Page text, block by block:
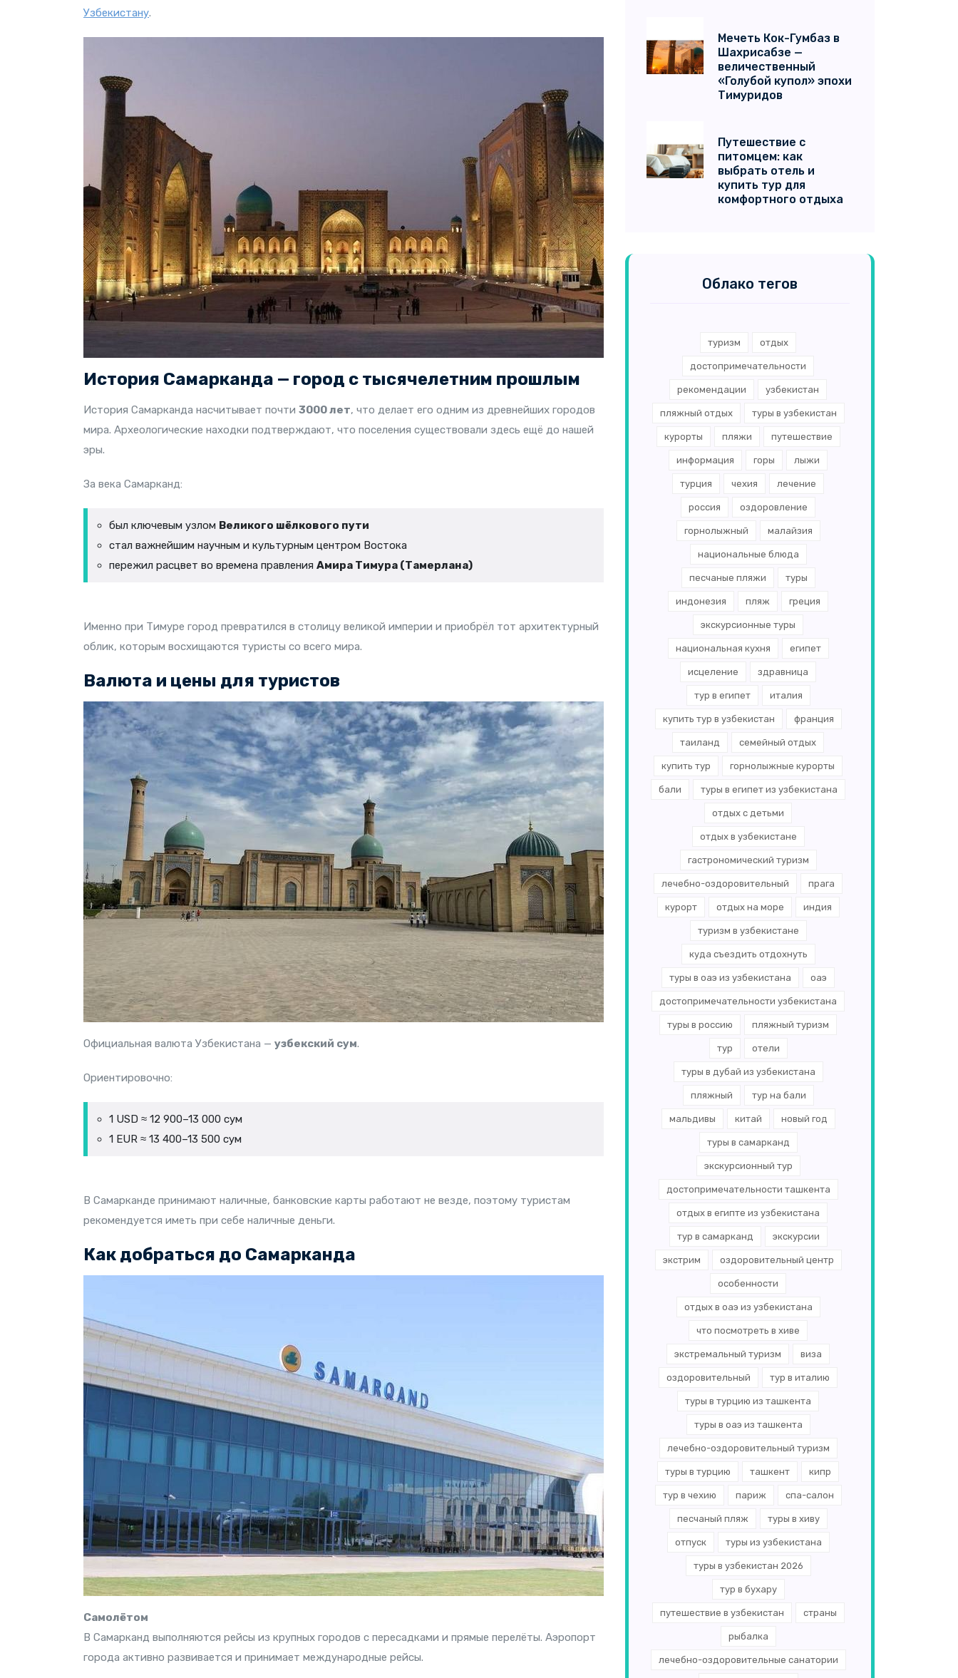
Узбекистану.
История Самарканда — город с тысячелетним прошлым
История Самарканда насчитывает почти 3000 лет, что делает его одним из древнейших городов
мира. Археологические находки подтверждают, что поселения существовали здесь ещё до нашей
эры.
За века Самарканд:
был ключевым узлом Великого шёлкового пути
стал важнейшим научным и культурным центром Востока
пережил расцвет во времена правления Амира Тимура (Тамерлана)
Именно при Тимуре город превратился в столицу великой империи и приобрёл тот архитектурный
облик, которым восхищаются туристы со всего мира.
Валюта и цены для туристов
Официальная валюта Узбекистана — узбекский сум.
Ориентировочно:
1 USD ≈ 12 900–13 000 сум
1 EUR ≈ 13 400–13 500 сум
В Самарканде принимают наличные, банковские карты работают не везде, поэтому туристам
рекомендуется иметь при себе наличные деньги.
Как добраться до Самарканда
Самолётом
В Самарканд выполняются рейсы из крупных городов с пересадками и прямые перелёты. Аэропорт
города активно развивается и принимает международные рейсы.
Мечеть Кок-Гумбаз в
Шахрисабзе —
величественный
«Голубой купол» эпохи
Тимуридов
Путешествие с
питомцем: как
выбрать отель и
купить тур для
комфортного отдыха
Облако тегов
туризм отдых
достопримечательности
рекомендации узбекистан
пляжный отдых туры в узбекистан
курорты пляжи путешествие
информация горы лыжи
турция чехия лечение
россия оздоровление
горнолыжный малайзия
национальные блюда
песчаные пляжи туры
индонезия пляж греция
экскурсионные туры
национальная кухня египет
исцеление здравница
тур в египет италия
купить тур в узбекистан франция
таиланд семейный отдых
купить тур горнолыжные курорты
бали туры в египет из узбекистана
отдых с детьми
отдых в узбекистане
гастрономический туризм
лечебно-оздоровительный прага
курорт отдых на море индия
туризм в узбекистане
куда съездить отдохнуть
туры в оаэ из узбекистана оаэ
достопримечательности узбекистана
туры в россию пляжный туризм
тур отели
туры в дубай из узбекистана
пляжный тур на бали
мальдивы китай новый год
туры в самарканд
экскурсионный тур
достопримечательности ташкента
отдых в египте из узбекистана
тур в самарканд экскурсии
экстрим оздоровительный центр
особенности
отдых в оаэ из узбекистана
что посмотреть в хиве
экстремальный туризм виза
оздоровительный тур в италию
туры в турцию из ташкента
туры в оаэ из ташкента
лечебно-оздоровительный туризм
туры в турцию ташкент кипр
тур в чехию париж спа-салон
песчаный пляж туры в хиву
отпуск туры из узбекистана
туры в узбекистан 2026
тур в бухару
путешествие в узбекистан страны
рыбалка
лечебно-оздоровительные санатории